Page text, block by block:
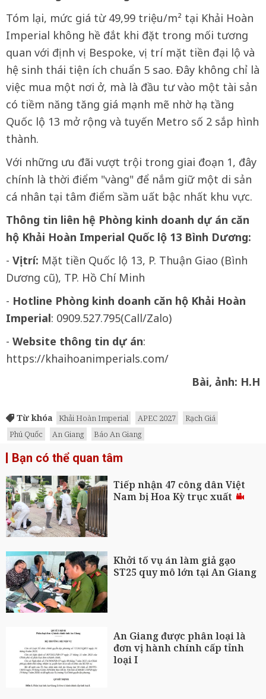
Tóm lại, mức giá từ 49,99 triệu/m² tại Khải Hoàn
Imperial không hề đắt khi đặt trong mối tương
quan với định vị Bespoke, vị trí mặt tiền đại lộ và
hệ sinh thái tiện ích chuẩn 5 sao. Đây không chỉ là
việc mua một nơi ở, mà là đầu tư vào một tài sản
có tiềm năng tăng giá mạnh mẽ nhờ hạ tầng
Quốc lộ 13 mở rộng và tuyến Metro số 2 sắp hình
thành.
Với những ưu đãi vượt trội trong giai đoạn 1, đây
chính là thời điểm "vàng" để nắm giữ một di sản
cá nhân tại tâm điểm sầm uất bậc nhất khu vực.
Thông tin liên hệ Phòng kinh doanh dự án căn
hộ Khải Hoàn Imperial Quốc lộ 13 Bình Dương:
- Vị trí: Mặt tiền Quốc lộ 13, P. Thuận Giao (Bình
Dương cũ), TP. Hồ Chí Minh
- Hotline Phòng kinh doanh căn hộ Khải Hoàn
Imperial: 0909.527.795(Call/Zalo)
- Website thông tin dự án:
https://khaihoanimperials.com/
Bài, ảnh: H.H
Từ khóa Khải Hoàn Imperial APEC 2027
Rạch Giá
Phú Quốc
An Giang Báo An Giang
Bạn có thể quan tâm
Tiếp nhận 47 công dân Việt
Nam bị Hoa Kỳ trục xuất
Khởi tố vụ án làm giả gạo
ST25 quy mô lớn tại An Giang
An Giang được phân loại là
đơn vị hành chính cấp tỉnh
loại I